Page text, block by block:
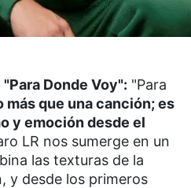
Donde Voy": "Para
más que una canción; es
y emoción desde el
LR nos sumerge en un
las texturas de la
y desde los primeros